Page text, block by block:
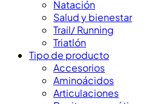
Natación
Salud y bienestar
Trail/ Running
Triatlón
Tipo de producto
Accesorios
Aminoácidos
Articulaciones